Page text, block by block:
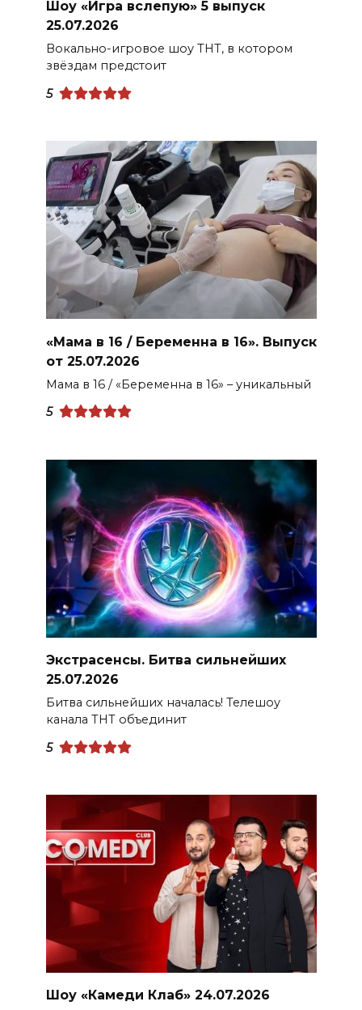
Шоу «Игра вслепую» 5 выпуск
25.07.2026
Вокально-игровое шоу ТНТ, в котором
звёздам предстоит
5
«Мама в 16 / Беременна в 16». Выпуск
от 25.07.2026
Мама в 16 / «Беременна в 16» – уникальный
5
Экстрасенсы. Битва сильнейших
25.07.2026
Битва сильнейших началась! Телешоу
канала ТНТ объединит
5
Шоу «Камеди Клаб» 24.07.2026